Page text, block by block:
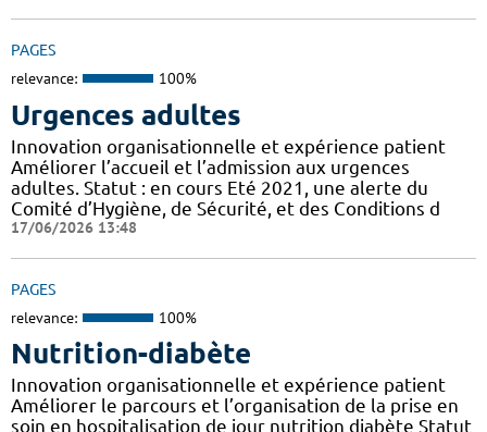
PAGES
relevance: 100%
Urgences adultes
Innovation organisationnelle et expérience patient
Améliorer l’accueil et l’admission aux urgences
adultes. Statut : en cours Eté 2021, une alerte du
Comité d’Hygiène, de Sécurité, et des Conditions d
17/06/2026 13:48
PAGES
relevance: 100%
Nutrition-diabète
Innovation organisationnelle et expérience patient
Améliorer le parcours et l’organisation de la prise en
soin en hospitalisation de jour nutrition diabète Statut